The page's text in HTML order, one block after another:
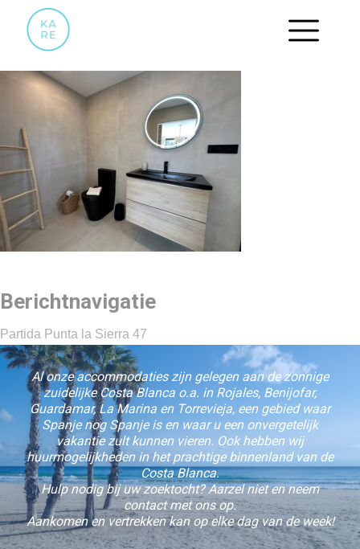
Berichtnavigatie
Partida Punta la Sierra 47
Al onze accommodaties zijn gelegen aan de zonnige
zuidelijke Costa Blanca o.a. in Rojales, Benijofar,
Guardamar, La Marina en Torrevieja, een gebied waar
Spanje nog Spanje is en waar u een onvergetelijk
vakantie zult kunnen vieren. Ook hebben wij
huurmogelijkheden in het prachtige binnenland van de
Costa Blanca.
Hulp nodig bij uw zoektocht? Aarzel niet en neem
contact met ons op.
Aankomen en vertrekken kan op elke dag van de week!